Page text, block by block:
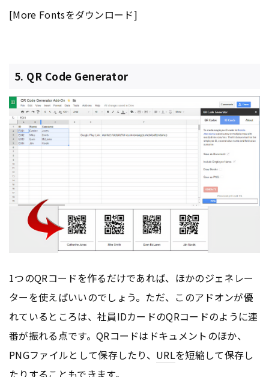
[More Fontsをダウンロード]
5. QR Code Generator
1つのQRコードを作るだけであれば、ほかのジェネレー
ターを使えばいいのでしょう。ただ、このアドオンが優
れているところは、社員IDカードのQRコードのように連
番が振れる点です。QRコードはドキュメントのほか、
PNGファイルとして保存したり、 URLを短縮して保存し
たりすることもできます。